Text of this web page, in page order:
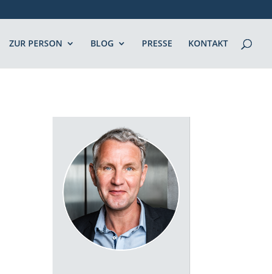
ZUR PERSON BLOG PRESSE KONTAKT